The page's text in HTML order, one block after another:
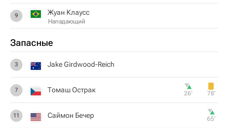
9 Жуан Клаусс
Нападающий
Запасные
3 Jake Girdwood-Reich
7 Томаш Острак 26‎’‎ 78‎’‎
11 Саймон Бечер 65‎’‎